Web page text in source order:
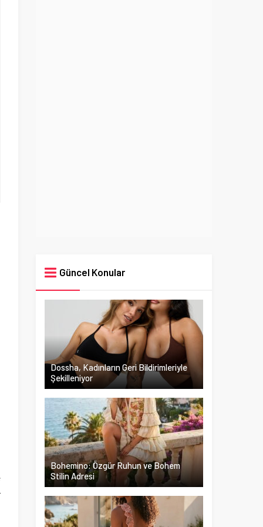
Güncel Konular
Dossha, Kadınların Geri Bildirimleriyle
Şekilleniyor
Bohemino: Özgür Ruhun ve Bohem
Stilin Adresi